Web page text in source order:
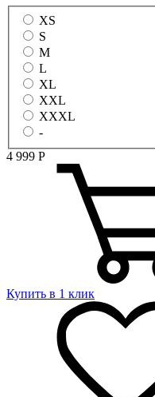
XS
S
M
L
XL
XXL
XXXL
-
4 999 Р
Купить в 1 клик